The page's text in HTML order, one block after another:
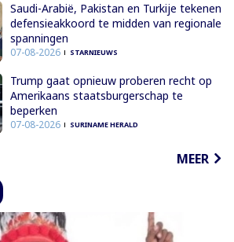
Saudi-Arabië, Pakistan en Turkije tekenen
defensieakkoord te midden van regionale
spanningen
07-08-2026 STARNIEUWS
Trump gaat opnieuw proberen recht op
Amerikaans staatsburgerschap te
beperken
07-08-2026 SURINAME HERALD
MEER